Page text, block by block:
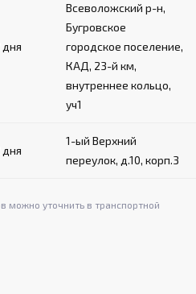
дня
Всеволожский р-н,
Бугровское
городское поселение,
КАД, 23-й км,
внутреннее кольцо,
уч1
дня
1-ый Верхний
переулок, д.10, корп.3
можно уточнить в транспортной